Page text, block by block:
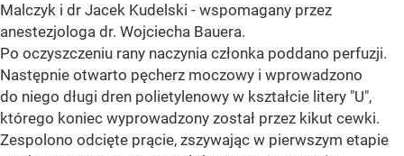
Malczyk i dr Jacek Kudelski - wspomagany przez
anestezjologa dr. Wojciecha Bauera.
Po oczyszczeniu rany naczynia członka poddano perfuzji.
Następnie otwarto pęcherz moczowy i wprowadzono
do niego długi dren polietylenowy w kształcie litery "U",
którego koniec wyprowadzony został przez kikut cewki.
Zespolono odcięte prącie, zszywając w pierwszym etapie